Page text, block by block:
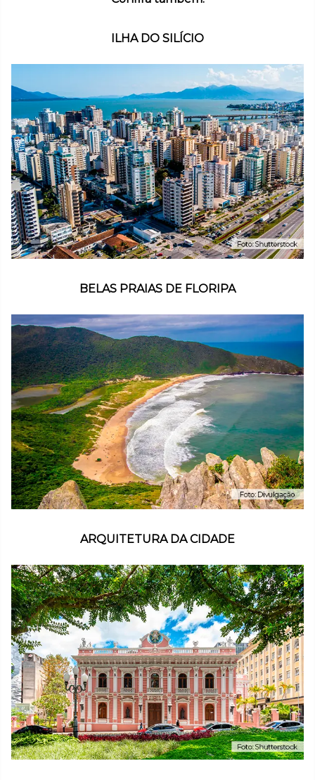
ILHA DO SILÍCIO
BELAS PRAIAS DE FLORIPA
ARQUITETURA DA CIDADE